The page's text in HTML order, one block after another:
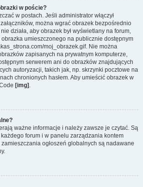
w poście?
w postach. Jeśli administrator włączył
można wgrać obrazek bezpośrednio
działa, aby obrazek był wyświetlany na forum,
umieszczonego na publicznie dostępnym
moj_obrazek.gif. Nie można
zapisanych na prywatnym komputerze,
serwerem ani do obrazków znajdujących
autoryzacji, takich jak, np. skrzynki pocztowe na
chronionych hasłem. Aby umieścić obrazek w
[img] .
ważne informacje i należy zawsze je czytać. Są
forum i w panelu zarządzania kontem
ogłoszeń globalnych są nadawane